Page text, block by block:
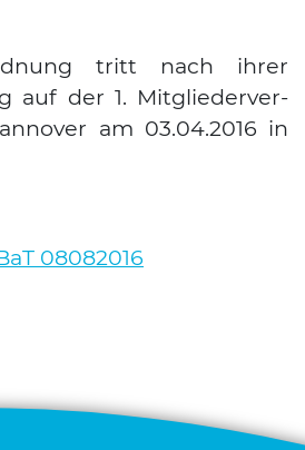
tritt nach ihrer
auf der 1. Mit­glie­der­ver­
am 03.04.2016 in
08082016